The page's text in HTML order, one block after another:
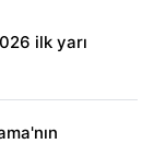
ilk yarı